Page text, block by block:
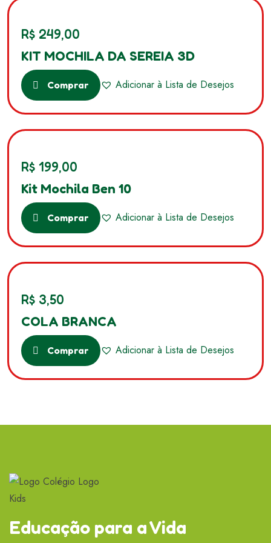
R$ 249,00
KIT MOCHILA DA SEREIA 3D
Comprar Adicionar à Lista de Desejos
R$ 199,00
Kit Mochila Ben 10
Comprar Adicionar à Lista de Desejos
R$ 3,50
COLA BRANCA
Comprar Adicionar à Lista de Desejos
Educação para a Vida